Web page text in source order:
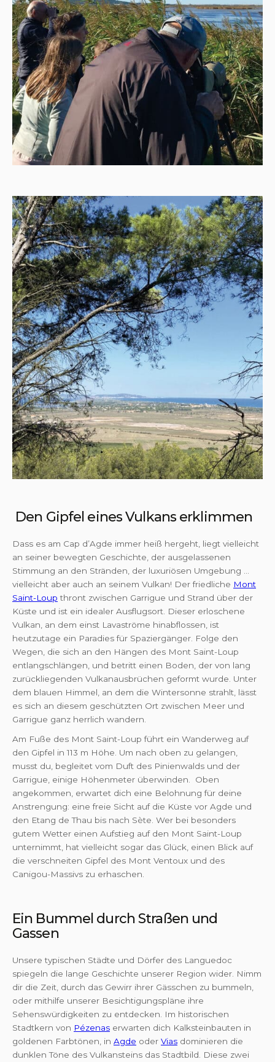
Den Gipfel eines Vulkans erklimmen
Dass es am Cap d’Agde immer heiß hergeht, liegt vielleicht
an seiner bewegten Geschichte, der ausgelassenen
Stimmung an den Stränden, der luxuriösen Umgebung ...
vielleicht aber auch an seinem Vulkan! Der friedliche Mont
Saint-Loup thront zwischen Garrigue und Strand über der
Küste und ist ein idealer Ausflugsort. Dieser erloschene
Vulkan, an dem einst Lavaströme hinabflossen, ist
heutzutage ein Paradies für Spaziergänger. Folge den
Wegen, die sich an den Hängen des Mont Saint-Loup
entlangschlängen, und betritt einen Boden, der von lang
zurückliegenden Vulkanausbrüchen geformt wurde. Unter
dem blauen Himmel, an dem die Wintersonne strahlt, lässt
es sich an diesem geschützten Ort zwischen Meer und
Garrigue ganz herrlich wandern.
Am Fuße des Mont Saint-Loup führt ein Wanderweg auf
den Gipfel in 113 m Höhe. Um nach oben zu gelangen,
musst du, begleitet vom Duft des Pinienwalds und der
Garrigue, einige Höhenmeter überwinden. Oben
angekommen, erwartet dich eine Belohnung für deine
Anstrengung: eine freie Sicht auf die Küste vor Agde und
den Etang de Thau bis nach Sète. Wer bei besonders
gutem Wetter einen Aufstieg auf den Mont Saint-Loup
unternimmt, hat vielleicht sogar das Glück, einen Blick auf
die verschneiten Gipfel des Mont Ventoux und des
Canigou-Massivs zu erhaschen.
Ein Bummel durch Straßen und
Gassen
Unsere typischen Städte und Dörfer des Languedoc
spiegeln die lange Geschichte unserer Region wider. Nimm
dir die Zeit, durch das Gewirr ihrer Gässchen zu bummeln,
oder mithilfe unserer Besichtigungspläne ihre
Sehenswürdigkeiten zu entdecken. Im historischen
Stadtkern von Pézenas erwarten dich Kalksteinbauten in
goldenen Farbtönen, in Agde oder Vias dominieren die
dunklen Töne des Vulkansteins das Stadtbild. Diese zwei